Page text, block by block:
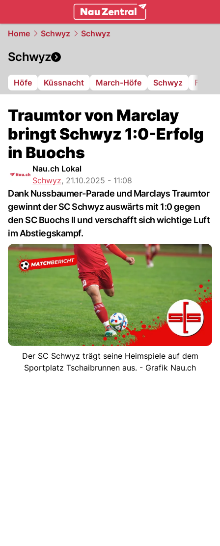
Home Schwyz Schwyz
Schwyz
Höfe Küssnacht March-Höfe Schwyz FC
Traumtor von Marclay
bringt Schwyz 1:0-Erfolg
in Buochs
Nau.ch Lokal
Schwyz, 21.10.2025 - 11:08
Dank Nussbaumer-Parade und Marclays Traumtor
gewinnt der SC Schwyz auswärts mit 1:0 gegen
den SC Buochs II und verschafft sich wichtige Luft
im Abstiegskampf.
Der SC Schwyz trägt seine Heimspiele auf dem
Sportplatz Tschaibrunnen aus. - Grafik Nau.ch